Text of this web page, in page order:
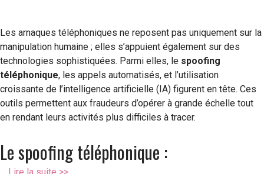
Les arnaques téléphoniques ne reposent pas uniquement sur la
manipulation humaine ; elles s’appuient également sur des
technologies sophistiquées. Parmi elles, le spoofing
téléphonique, les appels automatisés, et l’utilisation
croissante de l’intelligence artificielle (IA) figurent en tête. Ces
outils permettent aux fraudeurs d’opérer à grande échelle tout
en rendant leurs activités plus difficiles à tracer.
Le spoofing téléphonique :
… Lire la suite >>